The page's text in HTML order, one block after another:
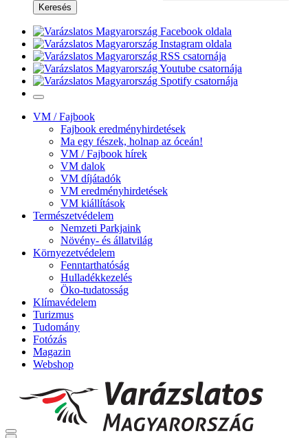
VM / Fajbook
Fajbook eredményhirdetések
Ma egy fészek, holnap az óceán!
VM / Fajbook hírek
VM dalok
VM díjátadók
VM eredményhirdetések
VM kiállítások
Természetvédelem
Nemzeti Parkjaink
Növény- és állatvilág
Környezetvédelem
Fenntarthatóság
Hulladékkezelés
Öko-tudatosság
Klímavédelem
Turizmus
Tudomány
Fotózás
Magazin
Webshop